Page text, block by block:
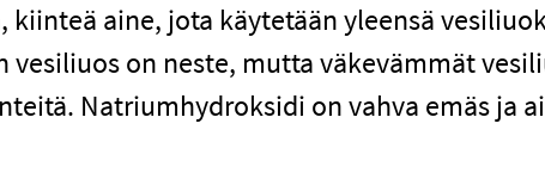
aine, jota käytetään yleensä
on neste, mutta väkevämmät
Natriumhydroksidi on vahva emäs ja